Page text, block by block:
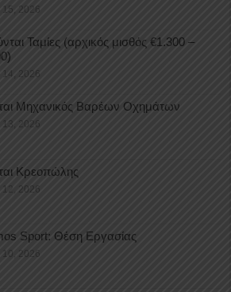
15, 2026
Ταμίες (αρχικός μισθός €1.300 –
14, 2026
Μηχανικός Βαρέων Οχημάτων
13, 2026
Κρεοπώλης
12, 2026
Sport: Θέση Εργασίας
10, 2026